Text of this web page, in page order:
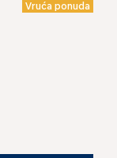
Vruća ponuda